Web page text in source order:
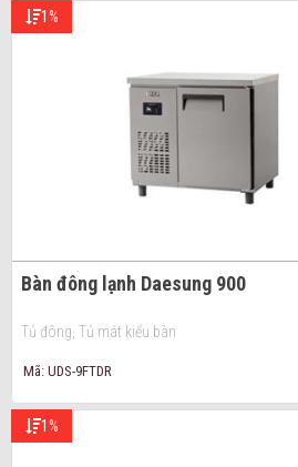
1%
Bàn đông lạnh Daesung 900
Tủ đông, Tủ mát kiểu bàn
Mã: UDS-9FTDR
1%